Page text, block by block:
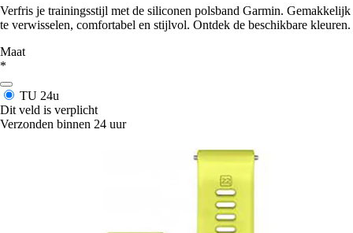
Verfris je trainingsstijl met de siliconen polsband Garmin. Gemakkelijk
te verwisselen, comfortabel en stijlvol. Ontdek de beschikbare kleuren.
Maat
*
TU 24u
Dit veld is verplicht
Verzonden binnen 24 uur